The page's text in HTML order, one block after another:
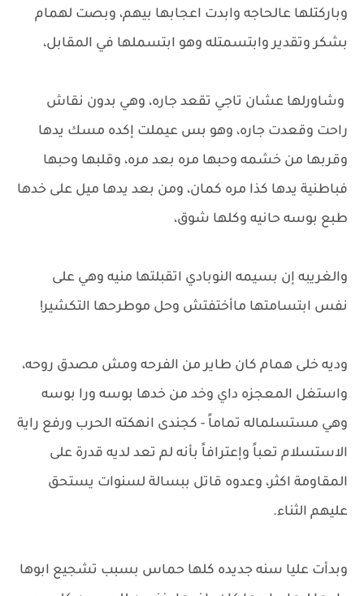
وباركتلها عالحاجه وابدت اعجابها بيهم، وبصت لهمام
بشكر وتقدير وابتسمتله وهو ابتسملها في المقابل،
وشاورلها عشان تاجي تقعد جاره، وهي بدون نقاش
راحت وقعدت جاره، وهو بس عيملت إكده مسك يدها
وقربها من خشمه وحبها مره بعد مره، وقلبها وحبها
فباطنية يدها كذا مره كمان، ومن بعد يدها ميل على خدها
طبع بوسه حانيه وكلها شوق،
والغريبه إن بسيمه النوبادي اتقبلتها منيه وهي على
نفس ابتسامتها ماأختفتش وحل موطرحها التكشير!
وديه خلى همام كان طاير من الفرحه ومش مصدق روحه،
واستغل المعجزه داي وخد من خدها بوسه ورا بوسه
وهي مستسلماله تماماً - كجندى انهكته الحرب ورفع راية
الاستسلام تعباً وإعترافاً بأنه لم تعد لديه قدرة على
المقاومة اكثر، وعدوه قاتل ببسالة لسنوات يستحق
عليهم الثناء.
وبدأت عليا سنه جديده كلها حماس بسبب تشجيع ابوها